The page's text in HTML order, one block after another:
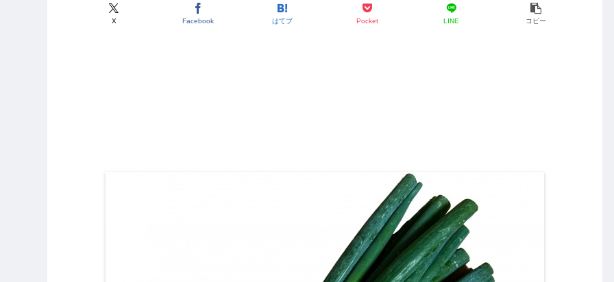
X Facebook はてブ Pocket LINE コピー